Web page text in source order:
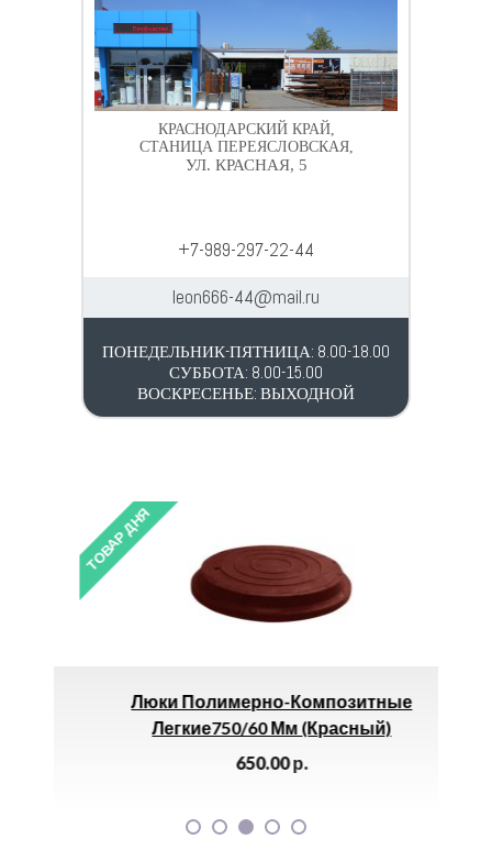
КРАСНОДАРСКИЙ КРАЙ,
СТАНИЦА ПЕРЕЯСЛОВСКАЯ,
УЛ. КРАСНАЯ, 5
+7-989-297-22-44
leon666-44@mail.ru
ПОНЕДЕЛЬНИК-ПЯТНИЦА: 8.00-18.00
СУББОТА: 8.00-15.00
ВОСКРЕСЕНЬЕ: ВЫХОДНОЙ
ТОВАР ДНЯ
Люки Полимерно-Композитные
Легкие750/60 Мм (красный)
650.00р.